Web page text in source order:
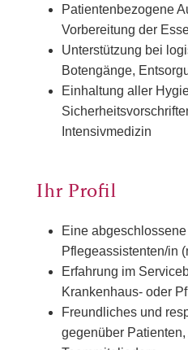
Patientenbezogene
Vorbereitung der
Unterstützung bei
Botengänge,
Einhaltung aller
Intensivmedizin
Ihr Profil
Eine
Pflegeassistenten/in
Erfahrung im
Krankenhaus- oder
Freundliches und
gegenüber